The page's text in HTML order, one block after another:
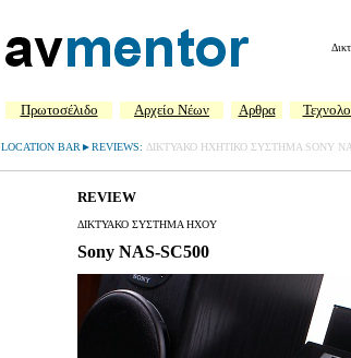
Πρωτοσέλιδο Aρχείο Νέων Αρθρα
LOCATION BAR►REVIEWS: ΔΙΚΤΥΑΚΟ ΗΧΗΤΙΚΟ ΣΥΣΤΗΜΑ SONY
REVIEW
ΔΙΚΤΥΑΚΟ ΣΥΣΤΗΜΑ ΗΧΟΥ
Sony NAS-SC500